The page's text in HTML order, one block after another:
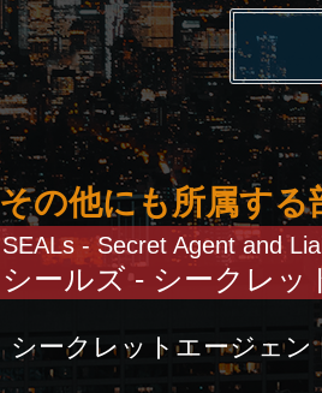
その他にも所属する
SEALs - Secret Agent and
シールズ - シークレ
シークレットエージェ